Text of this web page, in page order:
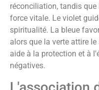
réconciliation, tandis
force vitale. Le violet
spiritualité. La bleue
alors que la verte attire
aide à la protection et à
négatives.